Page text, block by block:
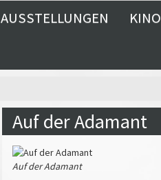
AUSSTELLUNGEN KINO
Auf der Adamant
Auf der Adamant